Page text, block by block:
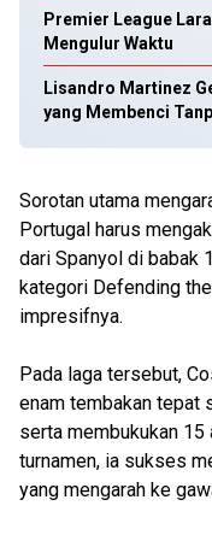
Premier League
Mengulur Waktu
Lisandro Martinez
yang Membenci
Sorotan utama
Portugal harus
dari Spanyol di babak
kategori Defending
impresifnya.
Pada laga tersebut,
enam tembakan tepat
serta membukukan 15
turnamen, ia sukses
yang mengarah ke